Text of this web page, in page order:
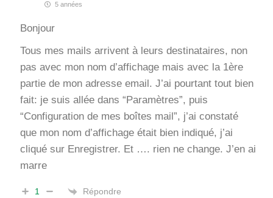
5 années
Bonjour
Tous mes mails arrivent à leurs destinataires, non
pas avec mon nom d’affichage mais avec la 1ère
partie de mon adresse email. J’ai pourtant tout bien
fait: je suis allée dans “Paramètres”, puis
“Configuration de mes boîtes mail”, j’ai constaté
que mon nom d’affichage était bien indiqué, j’ai
cliqué sur Enregistrer. Et …. rien ne change. J’en ai
marre
1 Répondre